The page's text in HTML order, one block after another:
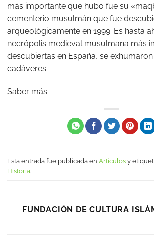
más importante que hubo fue su
cementerio musulmán que fue
arqueológicamente en 1999. Es hasta
necrópolis medieval musulmana más
descubiertas en España, se exhumaron
cadáveres.
Saber más
Esta entrada fue publicada en Artículos y
Historia.
FUNDACIÓN DE CULTURA